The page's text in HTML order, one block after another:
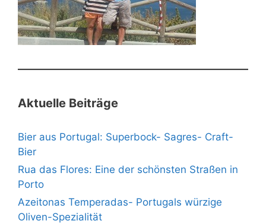
Aktuelle Beiträge
Bier aus Portugal: Superbock- Sagres- Craft-
Bier
Rua das Flores: Eine der schönsten Straßen in
Porto
Azeitonas Temperadas- Portugals würzige
Oliven-Spezialität